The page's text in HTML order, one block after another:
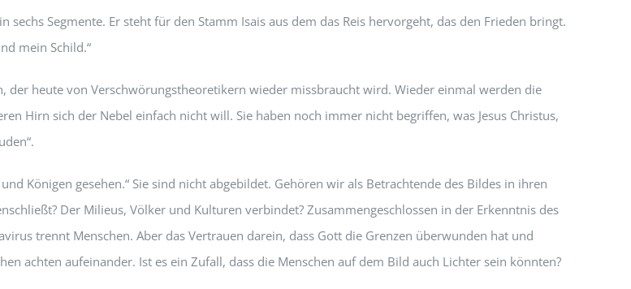
Segmente. Er steht für den Stamm Isais aus dem das Reis hervorgeht, das den Frieden bringt.
mein Schild.“
der heute von Verschwörungstheoretikern wieder missbraucht wird. Wieder einmal werden die
Hirn sich der Nebel einfach nicht will. Sie haben noch immer nicht begriffen, was Jesus Christus,
Königen gesehen.“ Sie sind nicht abgebildet. Gehören wir als Betrachtende des Bildes in ihren
Der Milieus, Völker und Kulturen verbindet? Zusammengeschlossen in der Erkenntnis des
trennt Menschen. Aber das Vertrauen darein, dass Gott die Grenzen überwunden hat und
achten aufeinander. Ist es ein Zufall, dass die Menschen auf dem Bild auch Lichter sein könnten?